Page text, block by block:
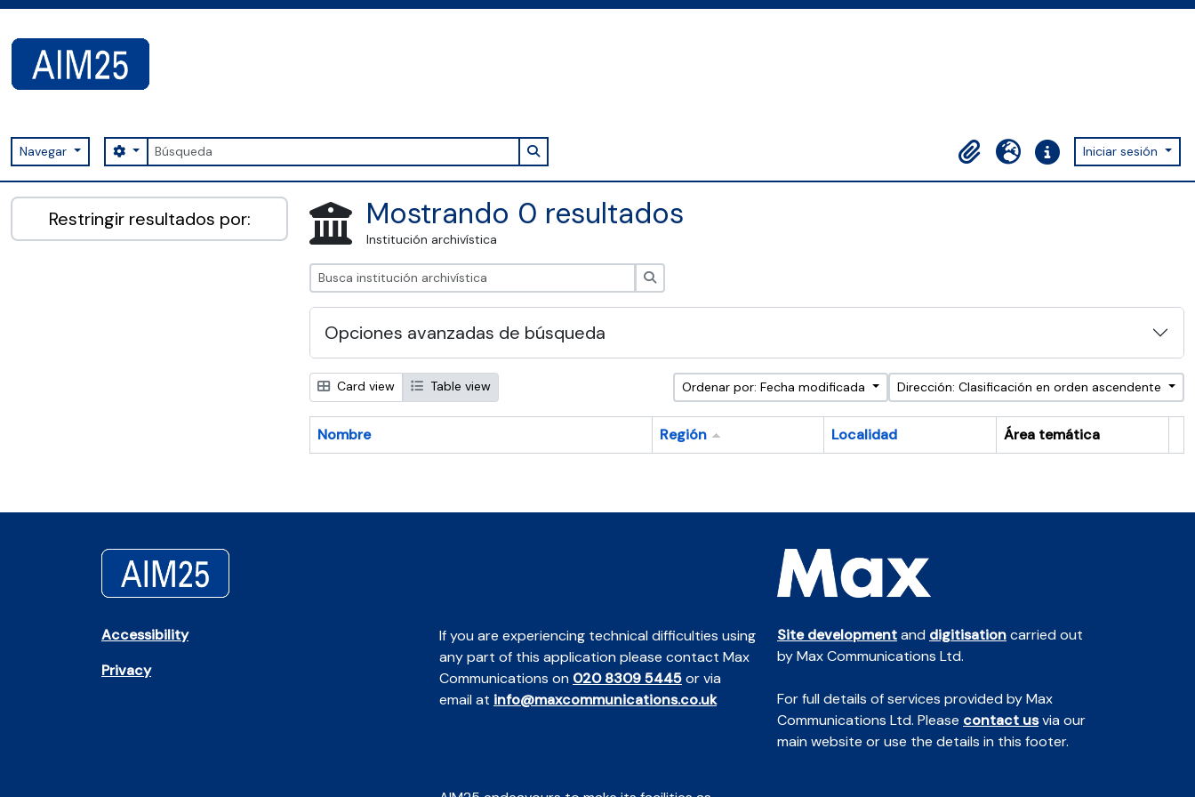
Navegar Búsqueda
Search options Search in browse page
Portapapeles
Idioma Enlaces rápidos
Iniciar sesión
AIM25 - AtoM 2.8.2
Restringir resultados por: Mostrando 0 resultados
Institución archivística
Opciones avanzadas de búsqueda
Card view Table view Ordenar por: Fecha modificada Dirección: Clasificación en orden ascendente
Nombre Región Localidad
Área temática
Accessibility
Privacy
If you are experiencing technical difficulties using
any part of this application please contact Max
Communications on 020 8309 5445or via
email at info@maxcommunications.co.uk
Site developmentand digitisationcarried out
by Max Communications Ltd.
For full details of services provided by Max
Communications Ltd. Please contact usvia our
main website or use the details in this footer.